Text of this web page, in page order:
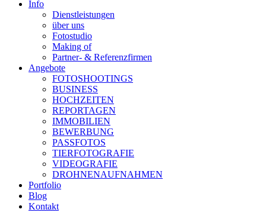
Info
Dienstleistungen
über uns
Fotostudio
Making of
Partner- & Referenzfirmen
Angebote
FOTOSHOOTINGS
BUSINESS
HOCHZEITEN
REPORTAGEN
IMMOBILIEN
BEWERBUNG
PASSFOTOS
TIERFOTOGRAFIE
VIDEOGRAFIE
DROHNENAUFNAHMEN
Portfolio
Blog
Kontakt